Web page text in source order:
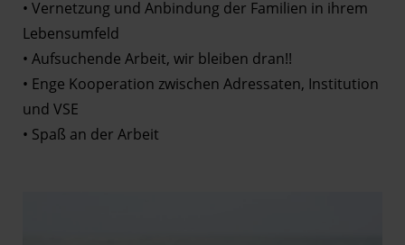
• Vernetzung und Anbindung der Familien in ihrem
Lebensumfeld
• Aufsuchende Arbeit, wir bleiben dran!!
• Enge Kooperation zwischen Adressaten, Institution
und VSE
• Spaß an der Arbeit